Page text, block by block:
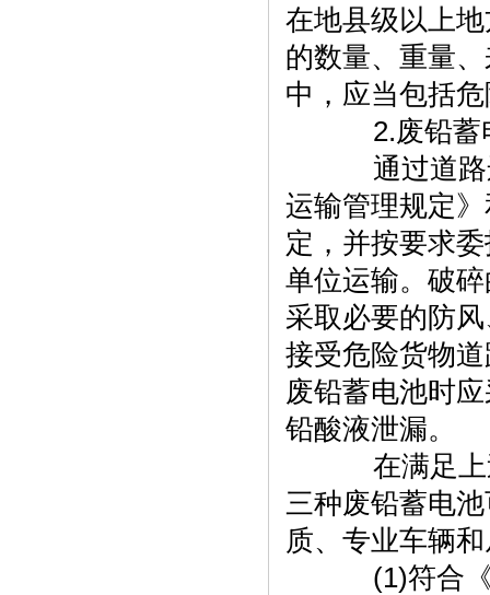
在地县级以上
的数量、重量
中，应当包括
2.废铅蓄
通过道路
运输管理规定
定，并按要求
单位运输。破
采取必要的防
接受危险货物
废铅蓄电池时
铅酸液泄漏。
在满足上
三种废铅蓄电
质、专业车辆
(1)符合《